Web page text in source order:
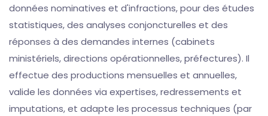
données nominatives et d'infractions, pour des études
statistiques, des analyses conjoncturelles et des
réponses à des demandes internes (cabinets
ministériels, directions opérationnelles, préfectures). Il
effectue des productions mensuelles et annuelles,
valide les données via expertises, redressements et
imputations, et adapte les processus techniques (par